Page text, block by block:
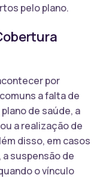
pelo plano.
por
a falta de
de saúde, a
a realização de
disso, em casos
suspensão de
o vínculo